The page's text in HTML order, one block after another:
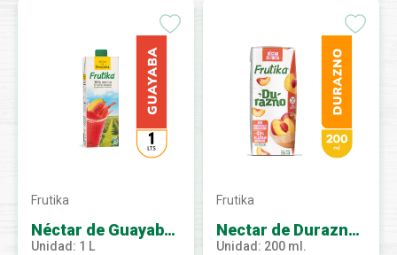
Frutika
Néctar de Guayaba 1L
Unidad: 1 L
Frutika
Nectar de Durazno 200 ml.
Unidad: 200 ml.